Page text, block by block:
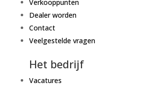
Verkooppunten
Dealer worden
Contact
Veelgestelde vragen
Het bedrijf
Vacatures